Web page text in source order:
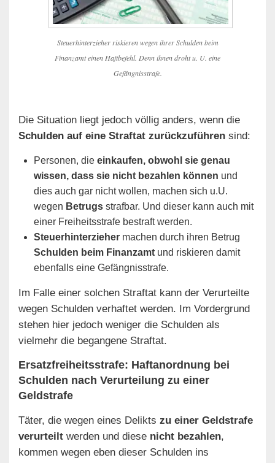
Steuerhinterzieher riskieren wegen ihrer Schulden beim
Finanzamt einen Haftbefehl. Denn ihnen droht u. U. eine
Gefängnisstrafe.
Die Situation liegt jedoch völlig anders, wenn die
Schulden auf eine Straftat zurückzuführen sind:
Personen, die einkaufen, obwohl sie genau
wissen, dass sie nicht bezahlen können und
dies auch gar nicht wollen, machen sich u.U.
wegen Betrugs strafbar. Und dieser kann auch mit
einer Freiheitsstrafe bestraft werden.
Steuerhinterzieher machen durch ihren Betrug
Schulden beim Finanzamt und riskieren damit
ebenfalls eine Gefängnisstrafe.
Im Falle einer solchen Straftat kann der Verurteilte
wegen Schulden verhaftet werden. Im Vordergrund
stehen hier jedoch weniger die Schulden als
vielmehr die begangene Straftat.
Ersatzfreiheitsstrafe: Haftanordnung bei
Schulden nach Verurteilung zu einer
Geldstrafe
Täter, die wegen eines Delikts zu einer Geldstrafe
verurteilt werden und diese nicht bezahlen,
kommen wegen eben dieser Schulden ins